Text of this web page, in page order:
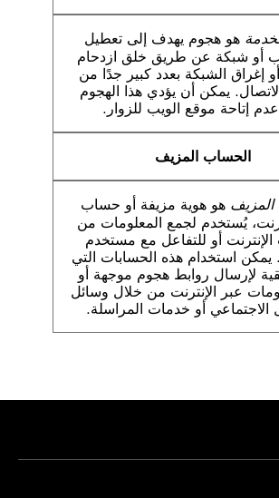
هو هجوم يهدف إلى تعطيل
أو شبكة عن طريق خلق ازدحام
إغراق الشبكة بعدد كبير جدًا من
يمكن أن يؤدي هذا الهجوم
إتاحة موقع الويب للزوار.
الحساب المزيف
هو هوية مزيفة أو حساب
يُستخدم لجمع المعلومات من
أو للتفاعل مع مستخدم
استخدام هذه الحسابات التي
لإرسال روابط هجوم موجهة أو
عبر الإنترنت من خلال وسائل
الاجتماعي أو خدمات المراسلة.